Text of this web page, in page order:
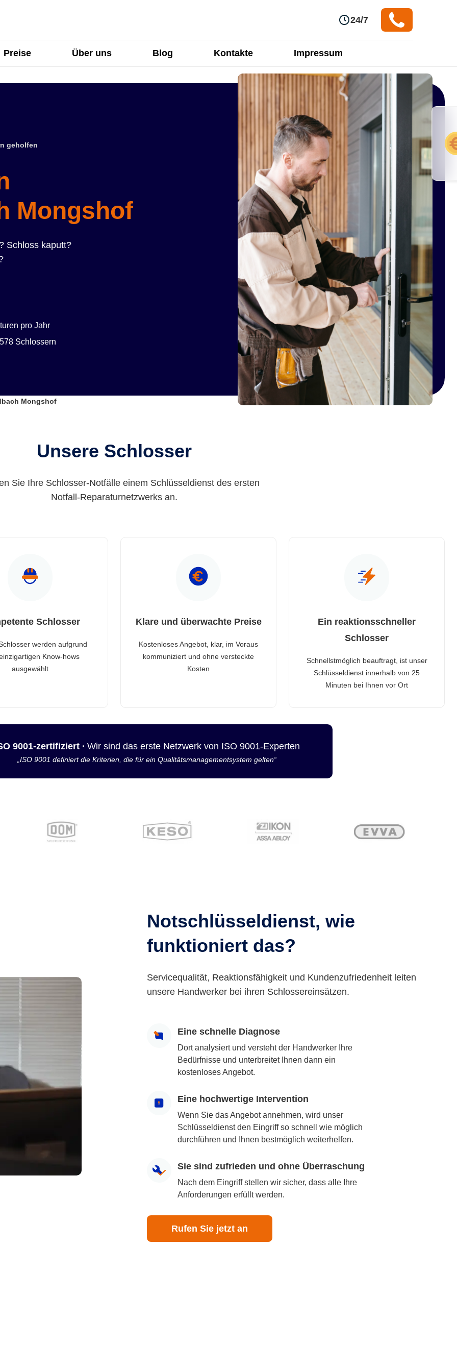
24/7
Preise Über uns Blog Kontakte Impressum
geholfen
Mongshof
Schloss kaputt?
pro Jahr
Schlossern
Mongshof
Unsere Schlosser
Sie Ihre Schlosser-Notfälle einem Schlüsseldienst des ersten
Notfall-Reparaturnetzwerks an.
Schlosser
werden aufgrund
Know-hows
ausgewählt
Klare und überwachte Preise
Kostenloses Angebot, klar, im Voraus
kommuniziert und ohne versteckte
Kosten
Ein reaktionsschneller
Schlosser
Schnellstmöglich beauftragt, ist unser
Schlüsseldienst innerhalb von 25
Minuten bei Ihnen vor Ort
9001-zertifiziert · Wir sind das erste Netzwerk von ISO 9001-Experten
„ISO 9001 definiert die Kriterien, die für ein Qualitätsmanagementsystem gelten“
Notschlüsseldienst, wie
funktioniert das?
Servicequalität, Reaktionsfähigkeit und Kundenzufriedenheit leiten
unsere Handwerker bei ihren Schlossereinsätzen.
Eine schnelle Diagnose
Dort analysiert und versteht der Handwerker Ihre
Bedürfnisse und unterbreitet Ihnen dann ein
kostenloses Angebot.
Eine hochwertige Intervention
Wenn Sie das Angebot annehmen, wird unser
Schlüsseldienst den Eingriff so schnell wie möglich
durchführen und Ihnen bestmöglich weiterhelfen.
Sie sind zufrieden und ohne Überraschung
Nach dem Eingriff stellen wir sicher, dass alle Ihre
Anforderungen erfüllt werden.
Rufen Sie jetzt an